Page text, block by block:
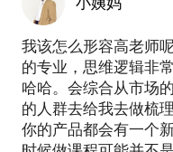
也离不开流量、产品
✔️怎么设计产品体系
✔️怎么宣传？怎么让
✔️怎么打造自己的影
✔️怎么设计小而美商业
我该怎么形容高老师
的专业，思维逻辑非
哈哈。会综合从市场
的人群去给我去做梳
你的产品都会有一个